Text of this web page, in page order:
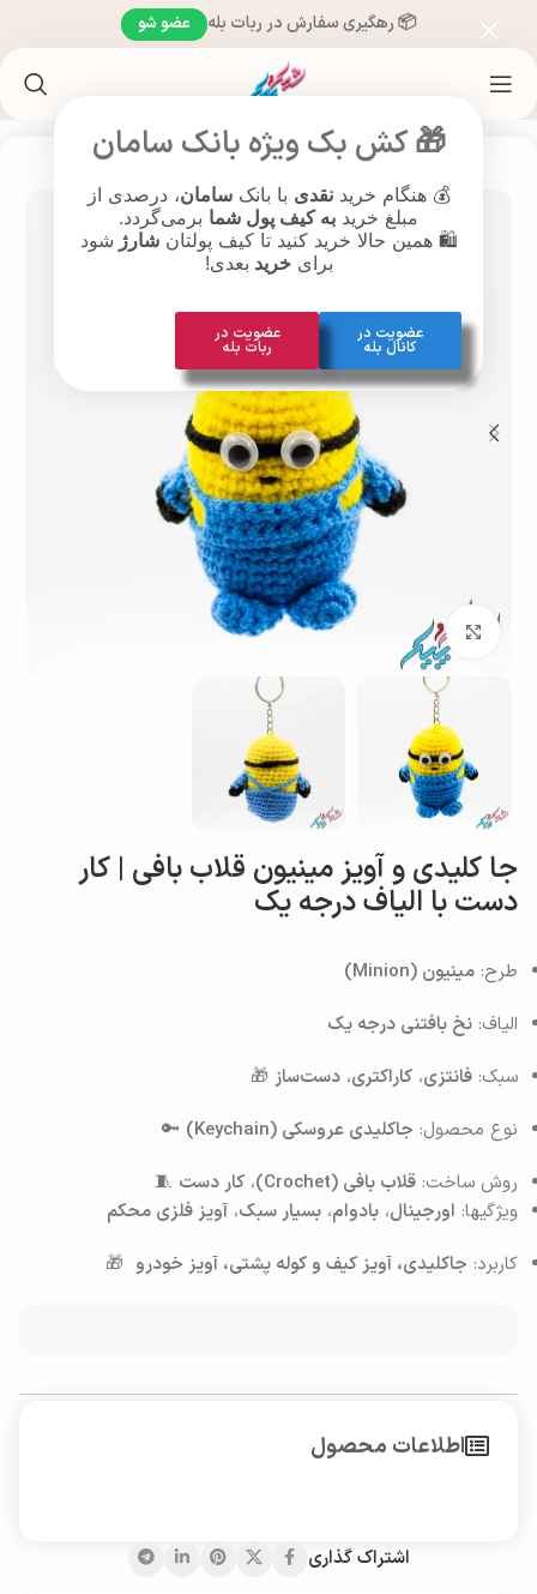
🎁 کش بک ویژه بانک سامان
💰 هنگام خریدنقدی با بانکسامان، درصدی از
مبلغ خرید به کیف پول شما برمی‌گردد.
🛍️ همین حالا خرید کنید تا کیف پولتانشارژ شود
برایخرید بعدی!
عضویت در
کانال بله
عضویت در
ربات بله
📦 رهگیری سفارش در ربات بله عضو شو
بزرگنمایی تصویر
جا کلیدی و آویز مینیون قلاب بافی | کار
دست با الیاف درجه یک
طرح: مینیون (Minion)
الیاف: نخ بافتنی درجه یک
سبک: فانتزی، کاراکتری، دست‌ساز 🎁
نوع محصول: جاکلیدی عروسکی (Keychain)
🔑
روش ساخت: قلاب بافی (Crochet) ، کار دست 🧵
ویژگیها: اورجینال، بادوام، بسیار سبک، آویز فلزی محکم
کاربرد: جاکلیدی، آویز کیف و کوله پشتی، آویز خودرو 🎁
اطلاعات محصول
اشتراک گذاری